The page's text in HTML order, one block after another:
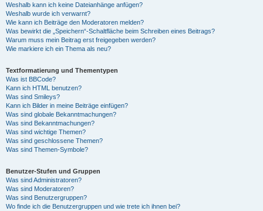
Weshalb kann ich keine Dateianhänge anfügen?
Weshalb wurde ich verwarnt?
Wie kann ich Beiträge den Moderatoren melden?
Was bewirkt die „Speichern“-Schaltfläche beim Schreiben eines Beitrags?
Warum muss mein Beitrag erst freigegeben werden?
Wie markiere ich ein Thema als neu?
Textformatierung und Thementypen
Was ist BBCode?
Kann ich HTML benutzen?
Was sind Smileys?
Kann ich Bilder in meine Beiträge einfügen?
Was sind globale Bekanntmachungen?
Was sind Bekanntmachungen?
Was sind wichtige Themen?
Was sind geschlossene Themen?
Was sind Themen-Symbole?
Benutzer-Stufen und Gruppen
Was sind Administratoren?
Was sind Moderatoren?
Was sind Benutzergruppen?
Wo finde ich die Benutzergruppen und wie trete ich ihnen bei?